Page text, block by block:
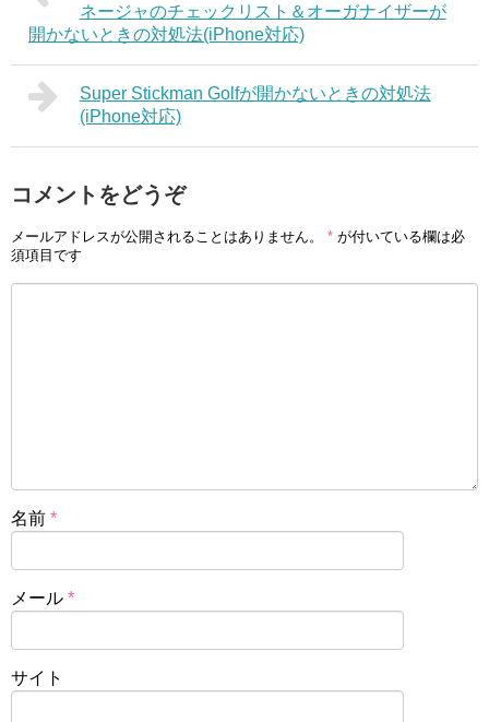
ネージャのチェックリスト＆オーガナイザーが
開かないときの対処法(iPhone対応)
Super Stickman Golfが開かないときの対処法
(iPhone対応)
コメントをどうぞ
メールアドレスが公開されることはありません。 * が付いている欄は必
須項目です
名前 *
メール *
サイト